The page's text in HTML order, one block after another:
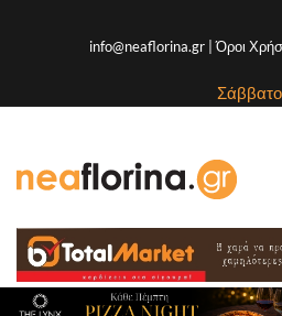
info@neaflorina.gr |Όροι